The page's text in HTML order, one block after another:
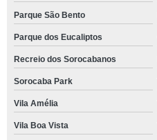
Parque São Bento
Parque dos Eucaliptos
Recreio dos Sorocabanos
Sorocaba Park
Vila Amélia
Vila Boa Vista